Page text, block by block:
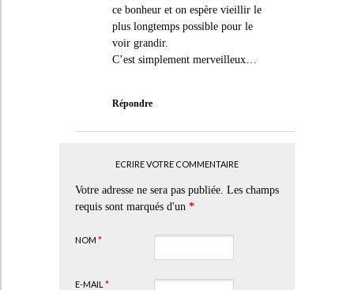
ce bonheur et on espère vieillir le
plus longtemps possible pour le
voir grandir.
C’est simplement merveilleux…
Répondre
ECRIRE VOTRE COMMENTAIRE
Votre adresse ne sera pas publiée. Les champs
requis sont marqués d'un *
NOM *
E-MAIL *